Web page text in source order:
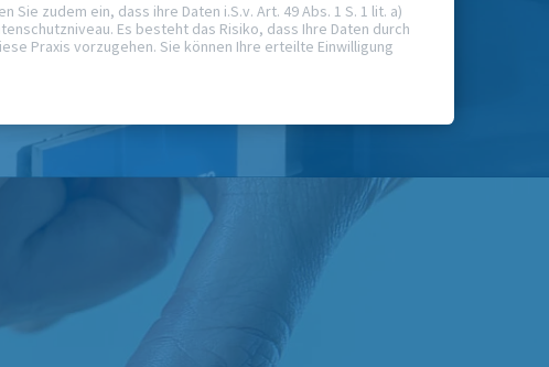
zudem ein, dass ihre Daten i.S.v. Art. 49 Abs. 1 S. 1 lit. a)
Es besteht das Risiko, dass Ihre Daten durch
Praxis vorzugehen. Sie können Ihre erteilte Einwilligung